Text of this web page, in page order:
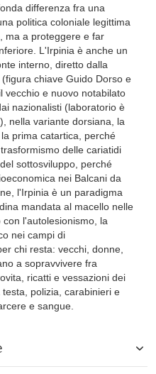
differenza fra una
politica coloniale legittima
ma a proteggere e far
L'Irpinia è anche un
interno, diretto dalla
chiave Guido Dorso e
vecchio e nuovo notabilato
nazionalisti (laboratorio è
nella variante dorsiana, la
prima catartica, perché
delle cariatidi
sottosviluppo, perché
nei Balcani da
l'Irpinia è un paradigma
mandata al macello nelle
l'autolesionismo, la
nei campi di
chi resta: vecchi, donne,
a sopravvivere fra
ricatti e vessazioni dei
polizia, carabinieri e
e sangue.